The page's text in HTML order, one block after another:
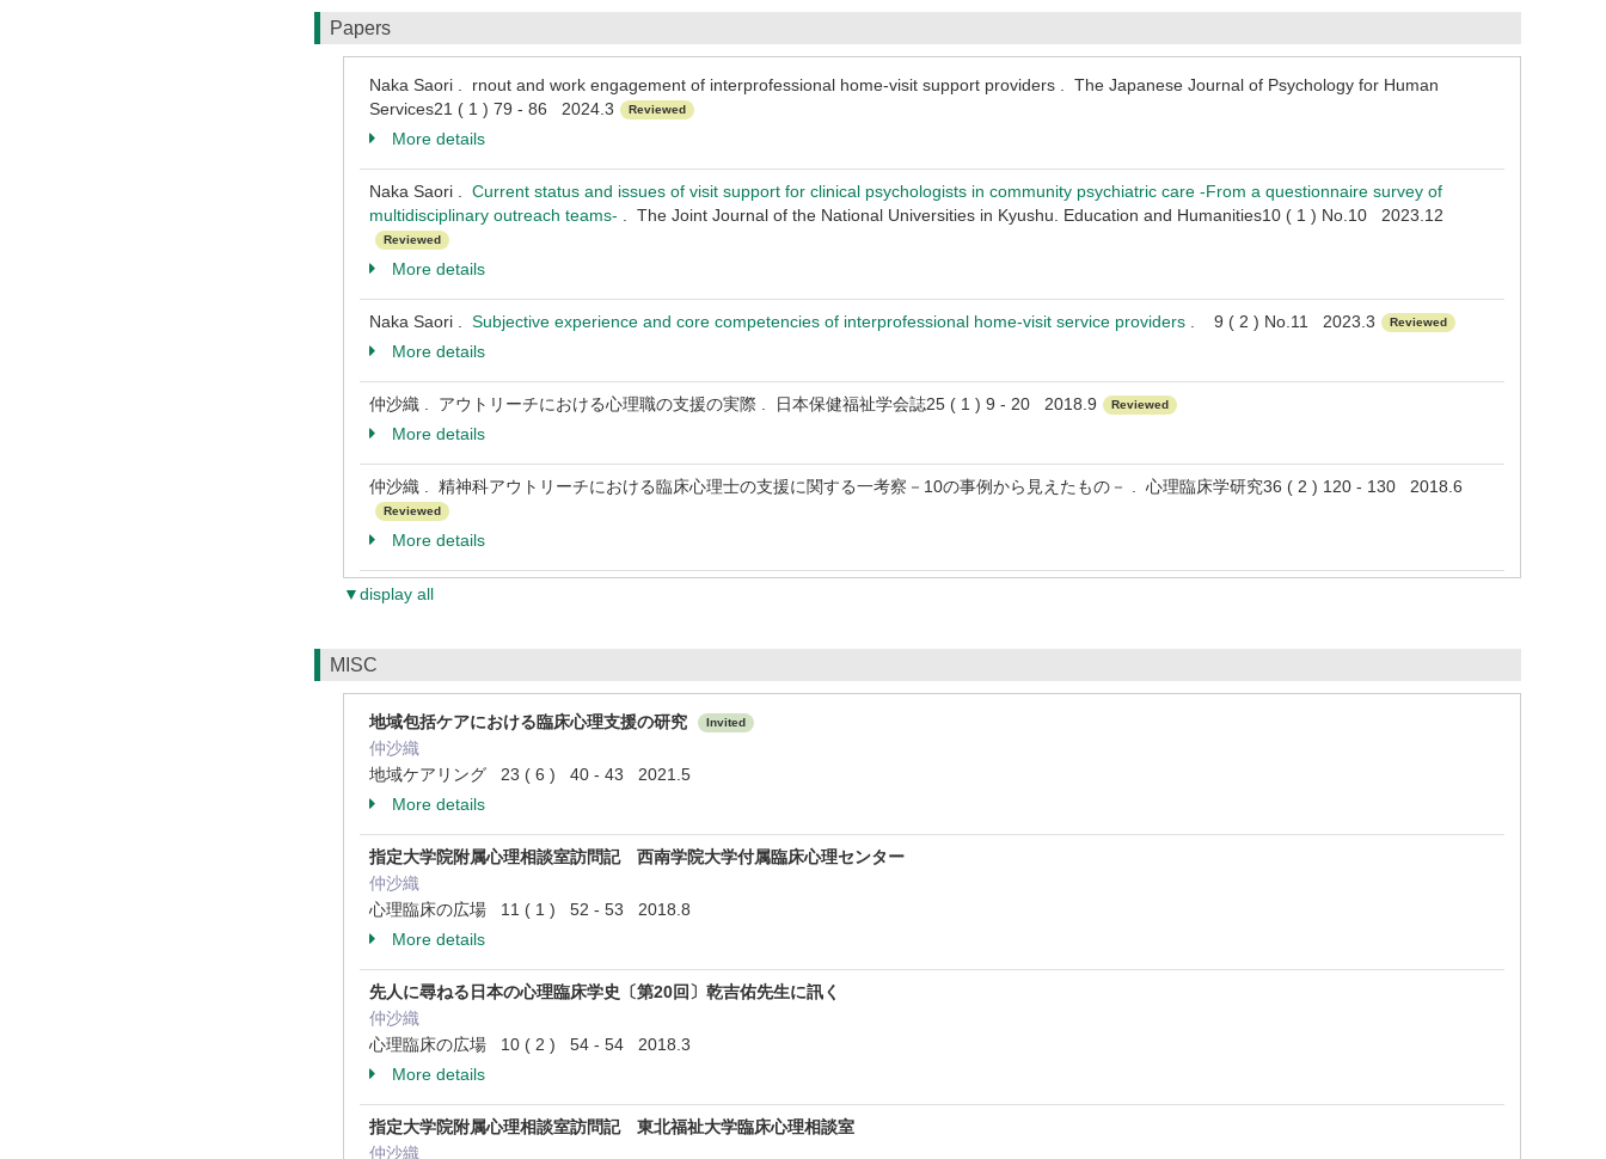
Papers
Naka Saori . rnout and work engagement of interprofessional home-visit support providers . The Japanese Journal of Psychology for Human
Services21 ( 1 ) 79 - 86 2024.3
Reviewed
More details
Naka Saori . Current status and issues of visit support for clinical psychologists in community psychiatric care -From a questionnaire survey of
multidisciplinary outreach teams- . The Joint Journal of the National Universities in Kyushu. Education and Humanities10 ( 1 ) No.10 2023.12
Reviewed
More details
Naka Saori . Subjective experience and core competencies of interprofessional home-visit service providers . 9 ( 2 ) No.11 2023.3 Reviewed
More details
仲沙織 . アウトリーチにおける心理職の支援の実際 . 日本保健福祉学会誌25 ( 1 ) 9 - 20 2018.9 Reviewed
More details
仲沙織 . 精神科アウトリーチにおける臨床心理士の支援に関する一考察－10の事例から見えたもの－ . 心理臨床学研究36 ( 2 ) 120 - 130 2018.6
Reviewed
More details
▼display all
MISC
地域包括ケアにおける臨床心理支援の研究 Invited
仲沙織
地域ケアリング 23 ( 6 ) 40 - 43 2021.5
More details
指定大学院附属心理相談室訪問記 西南学院大学付属臨床心理センター
仲沙織
心理臨床の広場 11 ( 1 ) 52 - 53 2018.8
More details
先人に尋ねる日本の心理臨床学史〔第20回〕乾吉佑先生に訊く
仲沙織
心理臨床の広場 10 ( 2 ) 54 - 54 2018.3
More details
指定大学院附属心理相談室訪問記 東北福祉大学臨床心理相談室
仲沙織